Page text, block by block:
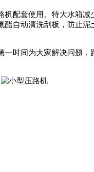
配套使用。特大水箱
自动清洗刮板，防止
时间为大家解决问题